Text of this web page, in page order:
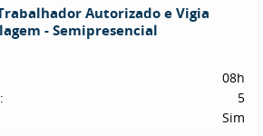
Autorizado e Vigia
- Semipresencial
08h
5
Sim